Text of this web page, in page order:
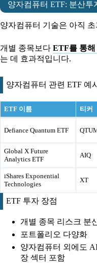
양자컴퓨터 ETF: 분산투
양자컴퓨터 기술은 아직
개별 종목보다 ETF를 통
는 데 효과적입니다.
양자컴퓨터 관련 ETF 예시
ETF 이름 티커
Defiance Quantum ETF
Global X Future
Analytics ETF
AIQ
iShares Exponential
Technologies
XT
ETF 투자 장점
개별 종목 리스크 분
포트폴리오 다양화
양자컴퓨터 외에도
장 섹터 포함